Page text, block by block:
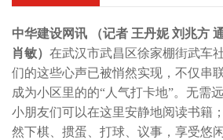
中华建设网讯 （记者 王丹妮 刘兆方
肖敏） 在武汉市武昌区徐家棚街武车
们的这些心声已被悄然实现，不仅串
成为小区里的的“人气打卡地”。无需
小朋友们可以在这里安静地阅读书籍
然下棋、掼蛋、打球、议事，享受悠闲